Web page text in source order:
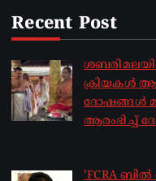
Recent Post
ക്രിയകൾ
ദോഷങ്ങൾ
ആരംഭിച്ച്
‘FCRA